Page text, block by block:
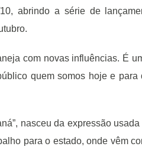
abrindo a série de
com novas influências. É
quem somos hoje e para
nasceu da expressão
para o estado, onde vêm